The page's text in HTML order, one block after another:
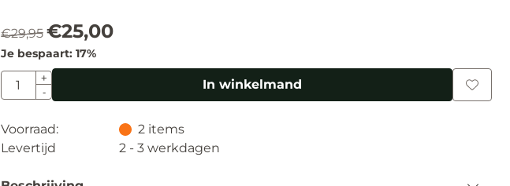
€29,95 €25,00
Je bespaart: 17%
Aantal
+
-
In winkelmand
Voorraad: 2 items
Levertijd
2 - 3 werkdagen